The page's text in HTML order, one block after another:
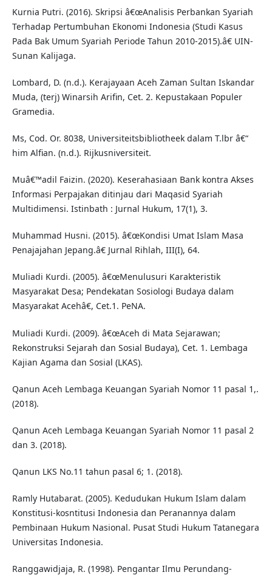
Kurnia Putri. (2016). Skripsi â€œAnalisis Perbankan Syariah
Terhadap Pertumbuhan Ekonomi Indonesia (Studi Kasus
Pada Bak Umum Syariah Periode Tahun 2010-2015).â€ UIN-
Sunan Kalijaga.
Lombard, D. (n.d.). Kerajayaan Aceh Zaman Sultan Iskandar
Muda, (terj) Winarsih Arifin, Cet. 2. Kepustakaan Populer
Gramedia.
Ms, Cod. Or. 8038, Universiteitsbibliotheek dalam T.lbr â€“
him Alfian. (n.d.). Rijkusniversiteit.
Muâ€™adil Faizin. (2020). Keserahasiaan Bank kontra Akses
Informasi Perpajakan ditinjau dari Maqasid Syariah
Multidimensi. Istinbath : Jurnal Hukum, 17(1), 3.
Muhammad Husni. (2015). â€œKondisi Umat Islam Masa
Penajajahan Jepang.â€ Jurnal Rihlah, III(I), 64.
Muliadi Kurdi. (2005). â€œMenulusuri Karakteristik
Masyarakat Desa; Pendekatan Sosiologi Budaya dalam
Masyarakat Acehâ€, Cet.1. PeNA.
Muliadi Kurdi. (2009). â€œAceh di Mata Sejarawan;
Rekonstruksi Sejarah dan Sosial Budaya), Cet. 1. Lembaga
Kajian Agama dan Sosial (LKAS).
Qanun Aceh Lembaga Keuangan Syariah Nomor 11 pasal 1,.
(2018).
Qanun Aceh Lembaga Keuangan Syariah Nomor 11 pasal 2
dan 3. (2018).
Qanun LKS No.11 tahun pasal 6; 1. (2018).
Ramly Hutabarat. (2005). Kedudukan Hukum Islam dalam
Konstitusi-kosntitusi Indonesia dan Peranannya dalam
Pembinaan Hukum Nasional. Pusat Studi Hukum Tatanegara
Universitas Indonesia.
Ranggawidjaja, R. (1998). Pengantar Ilmu Perundang-